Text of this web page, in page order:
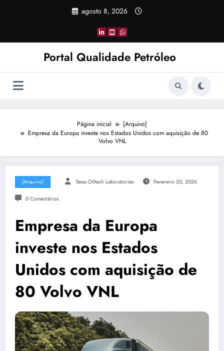
agosto 8, 2026
Portal Qualidade Petróleo
Página inicial
[Arquivo]
Empresa da Europa investe nos Estados Unidos com aquisição de 80
Volvo VNL
[Arquivo] Texas Oiltech Laboratories Fevereiro 20, 2026
0 Comentários
Empresa da Europa
investe nos Estados
Unidos com aquisição de
80 Volvo VNL